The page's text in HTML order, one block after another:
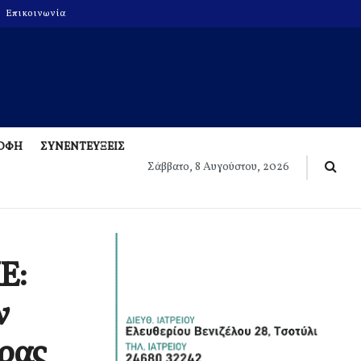
Επικοινωνία
ΣΥΝΕΝΤΕΥΞΕΙΣ
Σάββατο, 8 Αυγούστου, 2026